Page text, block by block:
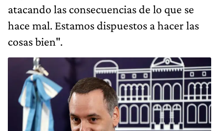
atacando las consecuencias de lo que se
hace mal. Estamos dispuestos a hacer las
cosas bien".